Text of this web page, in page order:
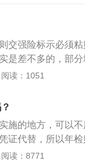
交强险标示必须粘
是差不多的，部
信息平台读取机动
。身份证。行驶证
险条例》第四十
部门应当扣留机
或者20元以上
及时退还机动车。
阅读：1051
施的地方，可以
证代替，所以年
交警查车，在交管
阅读：8771